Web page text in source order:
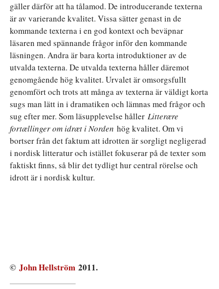
gäller därför att ha tålamod. De introducerande texterna
är av varierande kvalitet. Vissa sätter genast in de
kommande texterna i en god kontext och beväpnar
läsaren med spännande frågor inför den kommande
läsningen. Andra är bara korta introduktioner av de
utvalda texterna. De utvalda texterna håller däremot
genomgående hög kvalitet. Urvalet är omsorgsfullt
genomfört och trots att många av texterna är väldigt korta
sugs man lätt in i dramatiken och lämnas med frågor och
sug efter mer. Som läsupplevelse håller Litterære
fortællinger om idræt i Norden hög kvalitet. Om vi
bortser från det faktum att idrotten är sorgligt negligerad
i nordisk litteratur och istället fokuserar på de texter som
faktiskt finns, så blir det tydligt hur central rörelse och
idrott är i nordisk kultur.
© John Hellström 2011.